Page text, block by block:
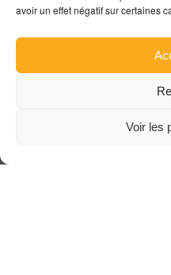
avoir un effet négatif sur certaines
Voir les